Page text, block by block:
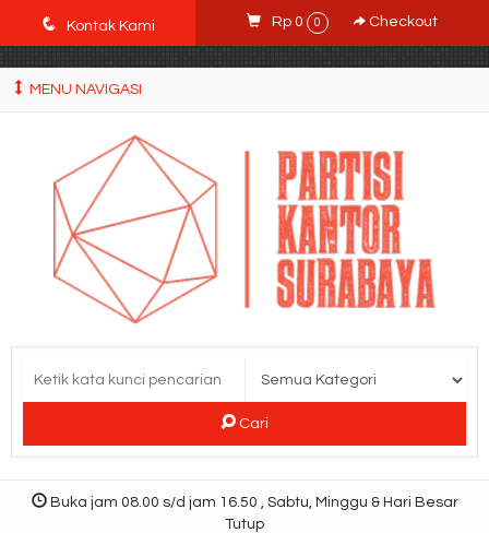
POWgW_CidIRh4HWyBRJVVZyqc0CP9mpkA8eE65rpyX0" />
q Kontak Kami Rp 0 0 Checkout
MENU NAVIGASI
Cari
Buka jam 08.00 s/d jam 16.50 , Sabtu, Minggu & Hari Besar
Tutup